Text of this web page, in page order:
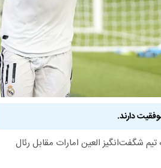
دارند.
شگفت‌انگیز العین امارات مقابل رئال